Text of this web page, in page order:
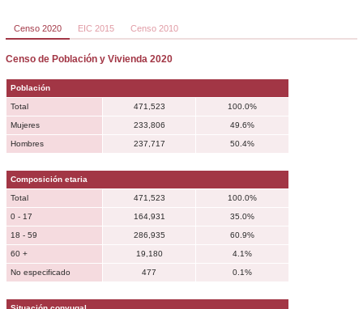
Censo 2020 EIC 2015 Censo 2010
Censo de Población y Vivienda 2020
Población
Total 471,523 100.0%
Mujeres 233,806 49.6%
Hombres 237,717 50.4%
Composición etaria
Total 471,523 100.0%
0 - 17 164,931 35.0%
18 - 59 286,935 60.9%
60 + 19,180 4.1%
No especificado 477 0.1%